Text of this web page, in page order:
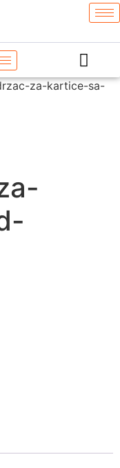
za-kartice-sa-